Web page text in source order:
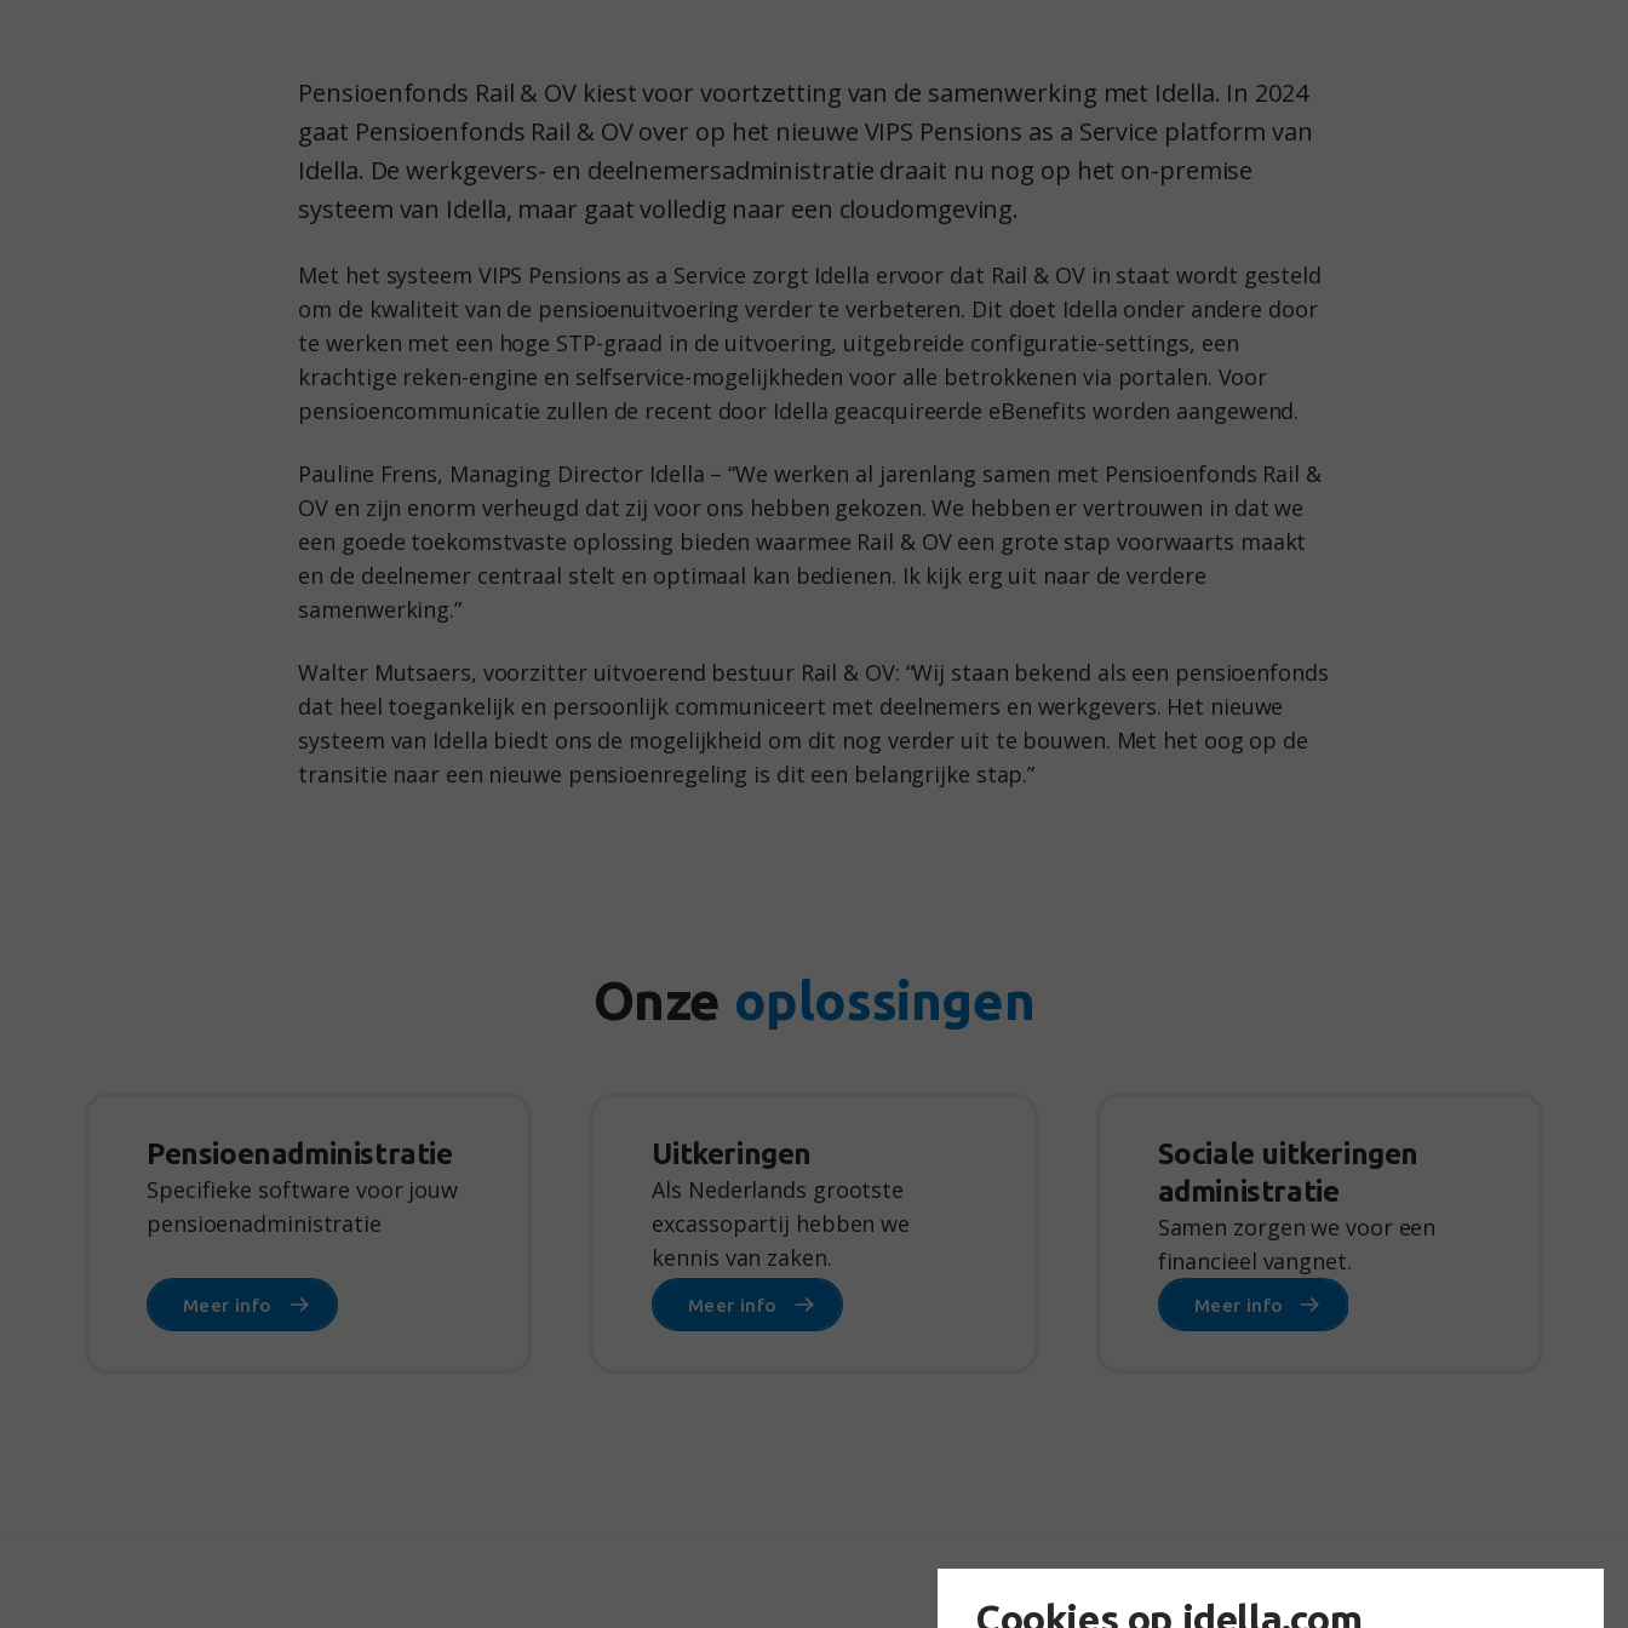
Pensioenfonds Rail & OV kiest voor voortzetting van de samenwerking met Idella. In 2024
gaat Pensioenfonds Rail & OV over op het nieuwe VIPS Pensions as a Service platform van
Idella. De werkgevers- en deelnemersadministratie draait nu nog op het on-premise
systeem van Idella, maar gaat volledig naar een cloudomgeving.
Met het systeem VIPS Pensions as a Service zorgt Idella ervoor dat Rail & OV in staat wordt gesteld
om de kwaliteit van de pensioenuitvoering verder te verbeteren. Dit doet Idella onder andere door
te werken met een hoge STP-graad in de uitvoering, uitgebreide configuratie-settings, een
krachtige reken-engine en selfservice-mogelijkheden voor alle betrokkenen via portalen. Voor
pensioencommunicatie zullen de recent door Idella geacquireerde eBenefits worden aangewend.
Pauline Frens, Managing Director Idella – “We werken al jarenlang samen met Pensioenfonds Rail &
OV en zijn enorm verheugd dat zij voor ons hebben gekozen. We hebben er vertrouwen in dat we
een goede toekomstvaste oplossing bieden waarmee Rail & OV een grote stap voorwaarts maakt
en de deelnemer centraal stelt en optimaal kan bedienen. Ik kijk erg uit naar de verdere
samenwerking.”
Walter Mutsaers, voorzitter uitvoerend bestuur Rail & OV: “Wij staan bekend als een pensioenfonds
dat heel toegankelijk en persoonlijk communiceert met deelnemers en werkgevers. Het nieuwe
systeem van Idella biedt ons de mogelijkheid om dit nog verder uit te bouwen. Met het oog op de
transitie naar een nieuwe pensioenregeling is dit een belangrijke stap.”
Onze oplossingen
Pensioen­administratie
Specifieke software voor jouw
pensioenadministratie
Meer info
Uitkeringen
Als Nederlands grootste
excassopartij hebben we
kennis van zaken.
Meer info
Sociale uitkeringen
administratie
Samen zorgen we voor een
financieel vangnet.
Meer info
Cookies op idella.com